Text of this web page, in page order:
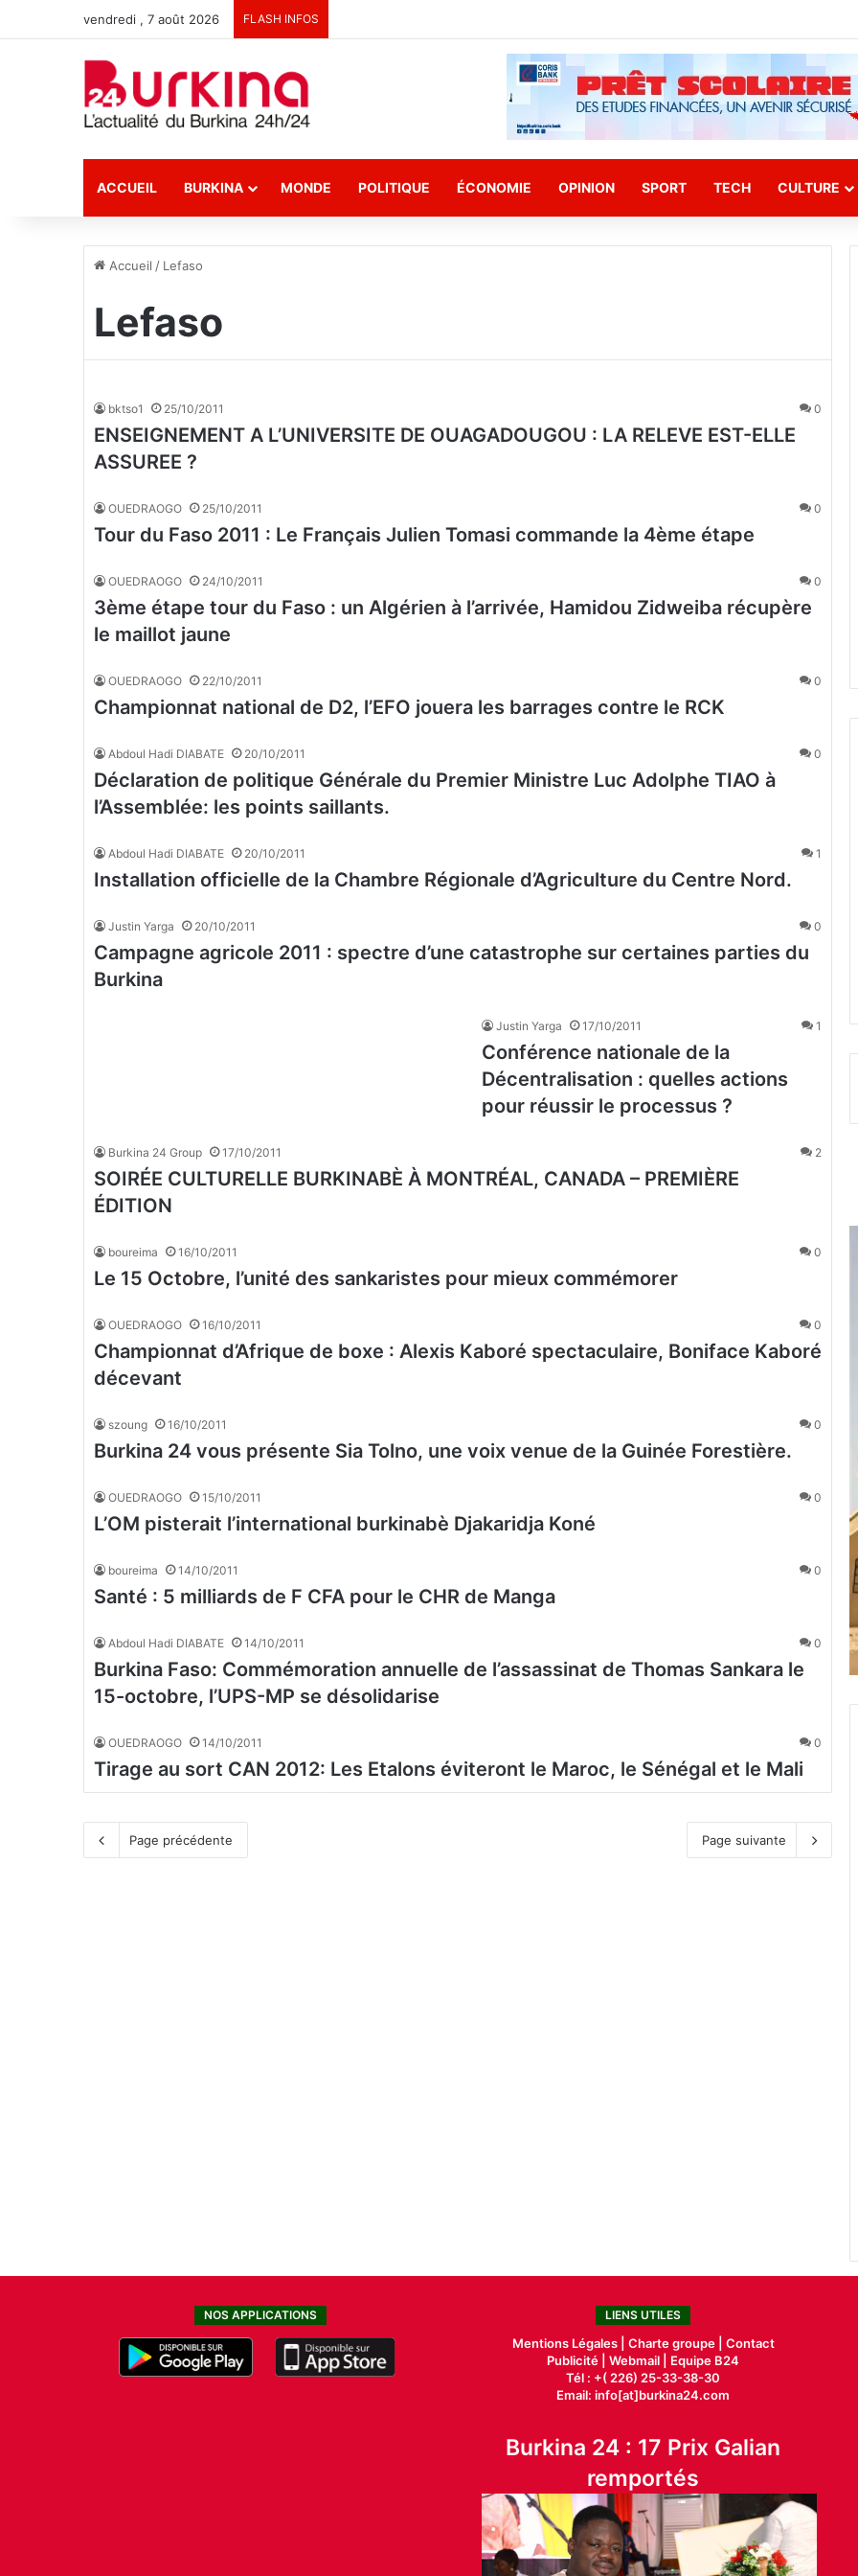
vendredi , 7 août 2026 FLASH INFOS
ACCUEIL BURKINA MONDE POLITIQUE ÉCONOMIE OPINION SPORT TECH CULTURE
Accueil / Lefaso
Lefaso
bktso1 25/10/2011 0
ENSEIGNEMENT A L’UNIVERSITE DE OUAGADOUGOU : LA RELEVE EST-ELLE
ASSUREE ?
OUEDRAOGO 25/10/2011 0
Tour du Faso 2011 : Le Français Julien Tomasi commande la 4ème étape
OUEDRAOGO 24/10/2011 0
3ème étape tour du Faso : un Algérien à l’arrivée, Hamidou Zidweiba récupère
le maillot jaune
OUEDRAOGO 22/10/2011 0
Championnat national de D2, l’EFO jouera les barrages contre le RCK
Abdoul Hadi DIABATE 20/10/2011 0
Déclaration de politique Générale du Premier Ministre Luc Adolphe TIAO à
l’Assemblée: les points saillants.
Abdoul Hadi DIABATE 20/10/2011 1
Installation officielle de la Chambre Régionale d’Agriculture du Centre Nord.
Justin Yarga 20/10/2011 0
Campagne agricole 2011 : spectre d’une catastrophe sur certaines parties du
Burkina
Justin Yarga 17/10/2011 1
Conférence nationale de la
Décentralisation : quelles actions
pour réussir le processus ?
Burkina 24 Group 17/10/2011 2
SOIRÉE CULTURELLE BURKINABÈ À MONTRÉAL, CANADA – PREMIÈRE
ÉDITION
boureima 16/10/2011 0
Le 15 Octobre, l’unité des sankaristes pour mieux commémorer
OUEDRAOGO 16/10/2011 0
Championnat d’Afrique de boxe : Alexis Kaboré spectaculaire, Boniface Kaboré
décevant
szoung 16/10/2011 0
Burkina 24 vous présente Sia Tolno, une voix venue de la Guinée Forestière.
OUEDRAOGO 15/10/2011 0
L’OM pisterait l’international burkinabè Djakaridja Koné
boureima 14/10/2011 0
Santé : 5 milliards de F CFA pour le CHR de Manga
Abdoul Hadi DIABATE 14/10/2011 0
Burkina Faso: Commémoration annuelle de l’assassinat de Thomas Sankara le
15-octobre, l’UPS-MP se désolidarise
OUEDRAOGO 14/10/2011 0
Tirage au sort CAN 2012: Les Etalons éviteront le Maroc, le Sénégal et le Mali
Page précédente Page suivante
NOS APPLICATIONS LIENS UTILES
Mentions Légales | Charte groupe | Contact
Publicité |Webmail |
Equipe B24
Tél : +( 226) 25-33-38-30
Email: info[at]burkina24.com
Burkina 24 : 17 Prix Galian
remportés